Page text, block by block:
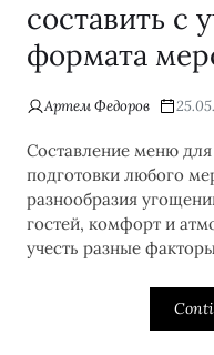
составить с
формата
Артем Федоров
Составление меню для
подготовки любого
разнообразия
гостей, комфорт и
учесть разные